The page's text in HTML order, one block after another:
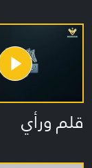
قلم ورأي